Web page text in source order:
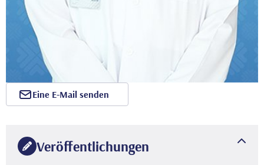
Veröffentlichungen
Eine E-Mail senden